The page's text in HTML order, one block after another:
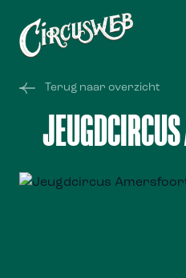
Terug naar overzicht